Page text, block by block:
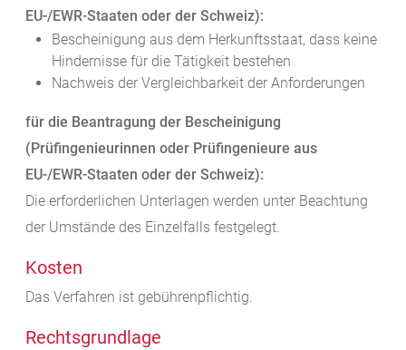
EU-/EWR-Staaten oder der Schweiz):
Bescheinigung aus dem Herkunftsstaat, dass keine
Hindernisse für die Tätigkeit bestehen
Nachweis der Vergleichbarkeit der Anforderungen
für die Beantragung der Bescheinigung
(Prüfingenieurinnen oder Prüfingenieure aus
EU-/EWR-Staaten oder der Schweiz):
Die erforderlichen Unterlagen werden unter Beachtung
der Umstände des Einzelfalls festgelegt.
Kosten
Das Verfahren ist gebührenpflichtig.
Rechtsgrundlage